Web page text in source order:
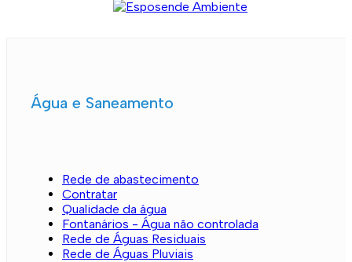
Água e Saneamento
Rede de abastecimento
Contratar
Qualidade da água
Fontanários - Água não controlada
Rede de Águas Residuais
Rede de Águas Pluviais